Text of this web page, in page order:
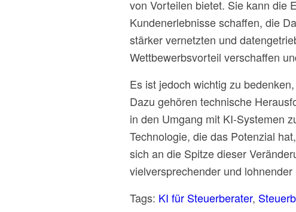
von Vorteilen bietet. Sie kann die
Kundenerlebnisse schaffen, die
stärker vernetzten und
Wettbewerbsvorteil verschaffen
Es ist jedoch wichtig zu
Dazu gehören technische
in den Umgang mit KI-Systemen
Technologie, die das Potenzial
sich an die Spitze dieser
vielversprechender und lohnender
Tags: KI für Steuerberater,